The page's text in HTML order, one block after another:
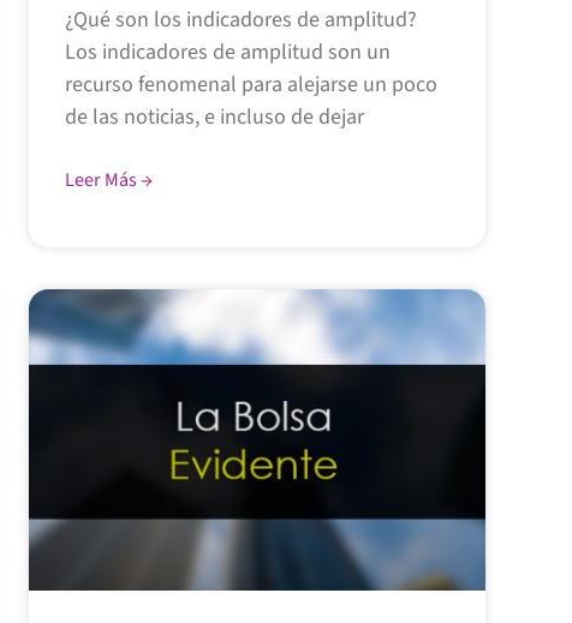
¿Qué son los indicadores de amplitud?
Los indicadores de amplitud son un
recurso fenomenal para alejarse un poco
de las noticias, e incluso de dejar
Leer Más →